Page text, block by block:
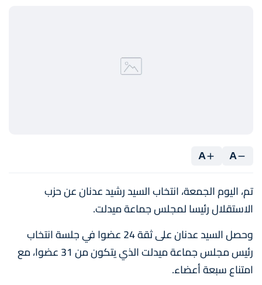
A
A
تم، اليوم الجمعة، انتخاب السيد رشيد عدنان عن حزب
الاستقلال رئيسا لمجلس جماعة ميدلت.
وحصل السيد عدنان على ثقة 24 عضوا في جلسة انتخاب
رئيس مجلس جماعة ميدلت الذي يتكون من 31 عضوا، مع
امتناع سبعة أعضاء.